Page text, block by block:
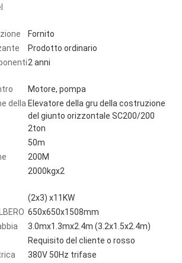
Fornito
Prodotto ordinario
2 anni
Motore, pompa
della Elevatore della gru della costruzione
del giunto orizzontale SC200/200
2ton
50m
200M
2000kgx2
(2x3) x11KW
650x650x1508mm
3.0mx1.3mx2.4m (3.2x1.5x2.4m)
Requisito del cliente o rosso
380V 50Hz trifase